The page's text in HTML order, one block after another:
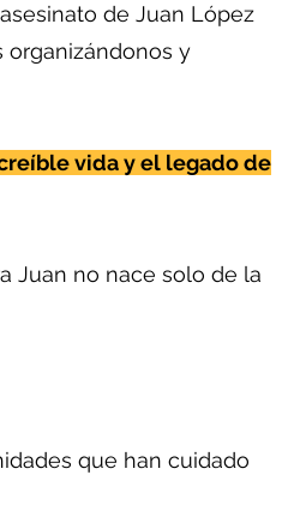
de Juan López
y
vida y el legado de
Juan no nace solo de la
que han cuidado